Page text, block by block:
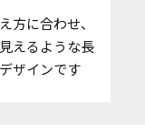
方に合わせ、
えるような長
ザインです